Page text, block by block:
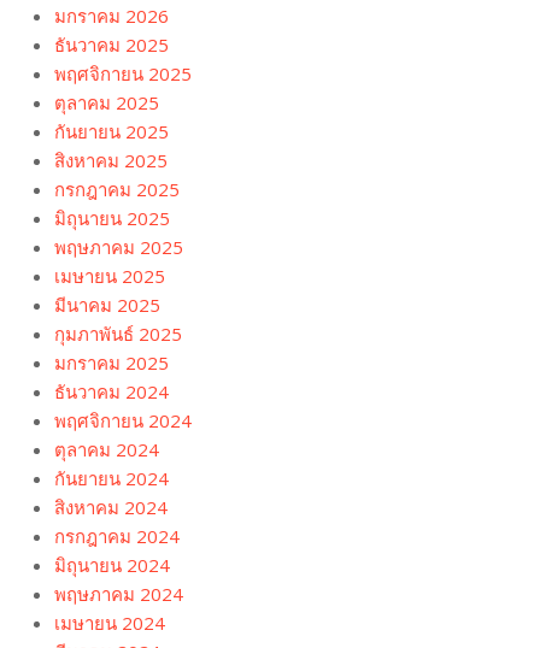
มกราคม 2026
ธันวาคม 2025
พฤศจิกายน 2025
ตุลาคม 2025
กันยายน 2025
สิงหาคม 2025
กรกฎาคม 2025
มิถุนายน 2025
พฤษภาคม 2025
เมษายน 2025
มีนาคม 2025
กุมภาพันธ์ 2025
มกราคม 2025
ธันวาคม 2024
พฤศจิกายน 2024
ตุลาคม 2024
กันยายน 2024
สิงหาคม 2024
กรกฎาคม 2024
มิถุนายน 2024
พฤษภาคม 2024
เมษายน 2024